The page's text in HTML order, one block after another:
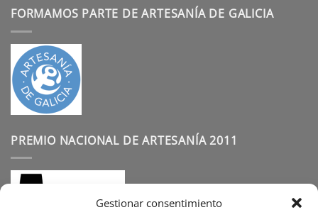
Gestionar consentimiento
FORMAMOS PARTE DE ARTESANÍA DE GALICIA
PREMIO NACIONAL DE ARTESANÍA 2011